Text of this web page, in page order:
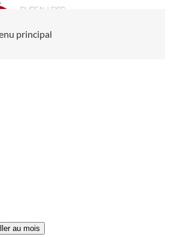
principal
au mois